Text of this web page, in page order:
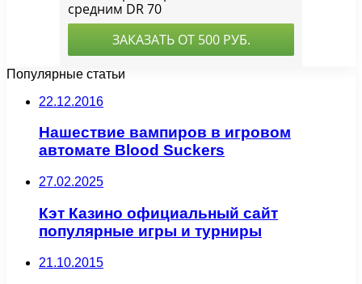
Популярные статьи
22.12.2016
Нашествие вампиров в игровом
автомате Blood Suckers
27.02.2025
Кэт Казино официальный сайт
популярные игры и турниры
21.10.2015